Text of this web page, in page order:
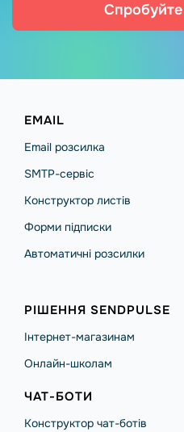
EMAIL
Email розсилка
SMTP-сервіс
Конструктор листів
Форми підписки
Автоматичні розсилки
РІШЕННЯ SENDPULSE
Інтернет-магазинам
Онлайн-школам
ЧАТ-БОТИ
Конструктор чат-ботів